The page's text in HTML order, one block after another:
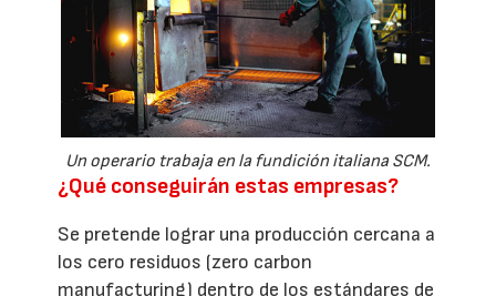
Un operario trabaja en la fundición italiana SCM.
¿Qué conseguirán estas empresas?
Se pretende lograr una producción cercana a
los cero residuos (zero carbon
manufacturing) dentro de los estándares de